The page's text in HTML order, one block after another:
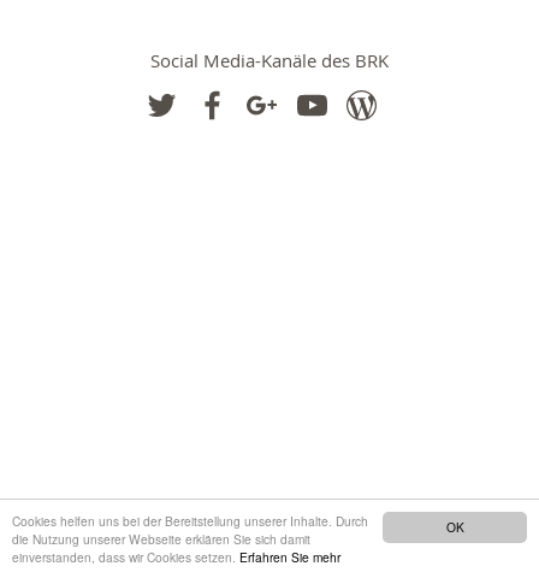
OK
Cookies helfen uns bei der Bereitstellung unserer Inhalte. Durch
die Nutzung unserer Webseite erklären Sie sich damit
einverstanden, dass wir Cookies setzen. Erfahren Sie mehr
Social Media-Kanäle des BRK